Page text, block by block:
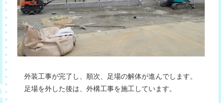
外装工事が完了し、順次、足場の解体が進んでします。
足場を外した後は、外構工事を施工しています。